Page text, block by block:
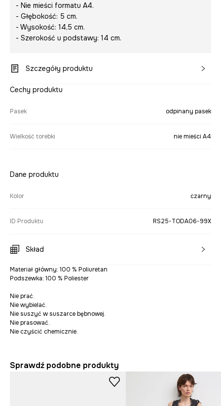
- Nie mieści formatu A4.
- Głębokość: 5 cm.
- Wysokość: 14,5 cm.
- Szerokość u podstawy: 14 cm.
Szczegóły produktu
Cechy produktu
Pasek odpinany pasek
Wielkość torebki nie mieści A4
Dane produktu
Kolor czarny
ID Produktu RS25-TODA06-99X
Skład
Materiał główny: 100 % Poliuretan
Podszewka: 100 % Poliester
Nie prać.
Nie wybielać.
Nie suszyć w suszarce bębnowej.
Nie prasować.
Nie czyścić chemicznie.
Sprawdź podobne produkty